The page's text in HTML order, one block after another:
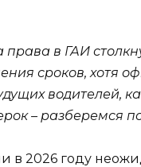
права в ГАИ
сроков, хотя
водителей,
– разберемся
в 2026 году